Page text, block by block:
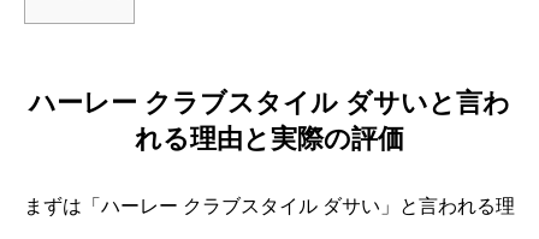
ハーレー クラブスタイル ダサいと言わ
れる理由と実際の評価
まずは「ハーレー クラブスタイル ダサい」と言われる理